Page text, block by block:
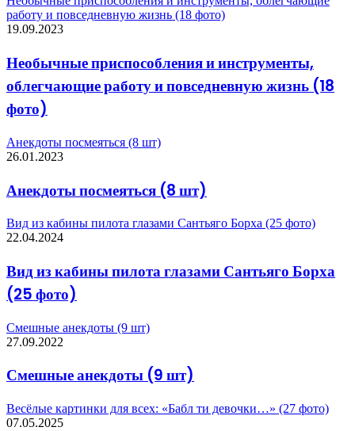
работу и повседневную жизнь (18 фото)
19.09.2023
Необычные приспособления и инструменты,
облегчающие работу и повседневную жизнь (18
фото)
Анекдоты посмеяться (8 шт)
26.01.2023
Анекдоты посмеяться (8 шт)
Вид из кабины пилота глазами Сантьяго Борха (25 фото)
22.04.2024
Вид из кабины пилота глазами Сантьяго Борха
(25 фото)
Смешные анекдоты (9 шт)
27.09.2022
Смешные анекдоты (9 шт)
Весёлые картинки для всех: «Бабл ти девочки…» (27 фото)
07.05.2025